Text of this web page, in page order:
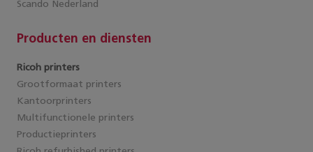
Scando Nederland
Producten en diensten
Ricoh printers
Grootformaat printers
Kantoorprinters
Multifunctionele printers
Productieprinters